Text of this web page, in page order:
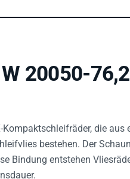
20050-
Kompaktschleifräder, die aus
bestehen. Der
Bindung entstehen